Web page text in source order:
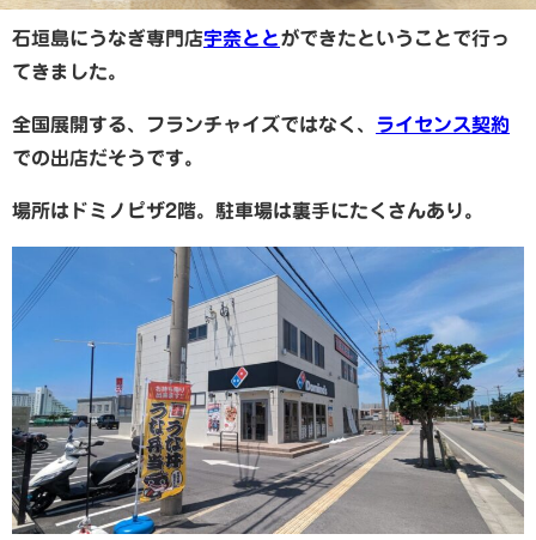
石垣島にうなぎ専門店宇奈ととができたということで行っ
てきました。
全国展開する、フランチャイズではなく、 ライセンス契約
での出店だそうです。
場所はドミノピザ2階。駐車場は裏手にたくさんあり。